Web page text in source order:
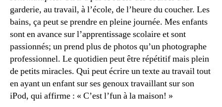
garderie, au travail, à l’école, de l’heure du coucher. Les
bains, ça peut se prendre en pleine journée. Mes enfants
sont en avance sur l’apprentissage scolaire et sont
passionnés; un prend plus de photos qu’un photographe
professionnel. Le quotidien peut être répétitif mais plein
de petits miracles. Qui peut écrire un texte au travail tout
en ayant un enfant sur ses genoux travaillant sur son
iPod, qui affirme : « C’est l’fun à la maison! »